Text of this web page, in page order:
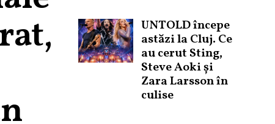
UNTOLD începe
astăzi la Cluj. Ce
au cerut Sting,
Steve Aoki și
Zara Larsson în
culise